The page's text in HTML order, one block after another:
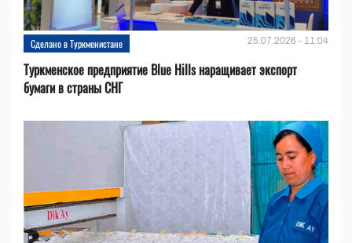
Сделано в Туркменистане 25.07.2026 - 11:04
Туркменское предприятие Blue Hills наращивает экспорт
бумаги в страны СНГ